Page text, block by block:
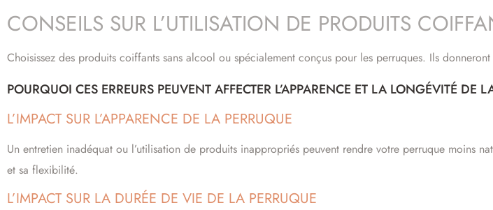
CONSEILS SUR L’UTILISATION DE PRODUITS
Choisissez des produits coiffants sans alcool ou spécialement conçus pour les perruques. Ils
POURQUOI CES ERREURS PEUVENT AFFECTER L’APPARENCE ET LA LONGÉVITÉ DE
L’IMPACT SUR L’APPARENCE DE LA PERRUQUE
Un entretien inadéquat ou l’utilisation de produits inappropriés peuvent rendre votre perruque moins
et sa flexibilité.
L’IMPACT SUR LA DURÉE DE VIE DE LA PERRUQUE